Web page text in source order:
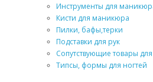
Инструменты для
Кисти для маникюра
Пилки, бафы,терки
Подставки для рук
Сопутствующие товары
Типсы, формы для ногтей